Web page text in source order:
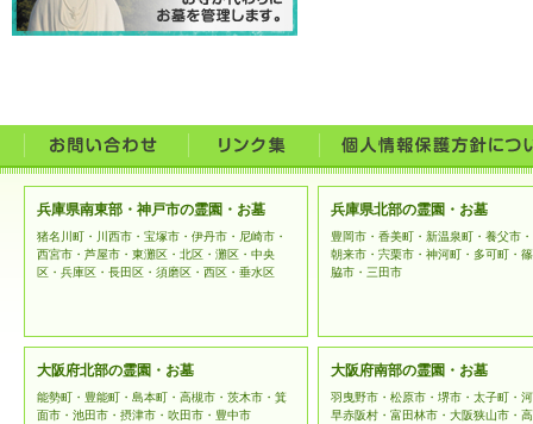
兵庫県南東部・神戸市の霊園・お墓
猪名川町・川西市・宝塚市・伊丹市・尼崎市・
西宮市・芦屋市・東灘区・北区・灘区・中央
区・兵庫区・長田区・須磨区・西区・垂水区
兵庫県北部の霊園・お墓
豊岡市・香美町・新温泉町・養父市
朝来市・宍栗市・神河町・多可町・
脇市・三田市
大阪府北部の霊園・お墓
能勢町・豊能町・島本町・高槻市・茨木市・箕
面市・池田市・摂津市・吹田市・豊中市
大阪府南部の霊園・お墓
羽曳野市・松原市・堺市・太子町・
早赤阪村・富田林市・大阪狭山市・